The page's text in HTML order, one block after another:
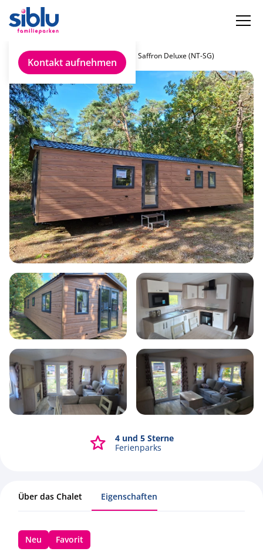
Kontakt aufnehmen
Delta Saffron Deluxe (NT-SG)
4 1 2 40m2
Alle Fotos ansehen
4 und 5 Sterne
Ferienparks
Über das Chalet Eigenschaften
Neu Favorit